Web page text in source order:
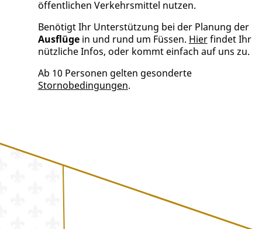
öffentlichen Verkehrsmittel nutzen.
Benötigt Ihr Unterstützung bei der Planung der
Ausflügein und rund um Füssen. Hierfindet Ihr
nützliche Infos, oder kommt einfach auf uns zu.
Ab 10 Personen gelten gesonderte
Stornobedingungen.